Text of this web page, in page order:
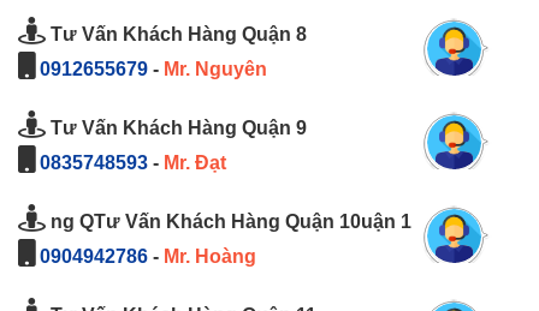
Tư Vấn Khách Hàng Quận 8
0912655679 - Mr. Nguyên
Tư Vấn Khách Hàng Quận 9
0835748593 - Mr. Đạt
ng QTư Vấn Khách Hàng Quận 10uận 1
0904942786 - Mr. Hoàng